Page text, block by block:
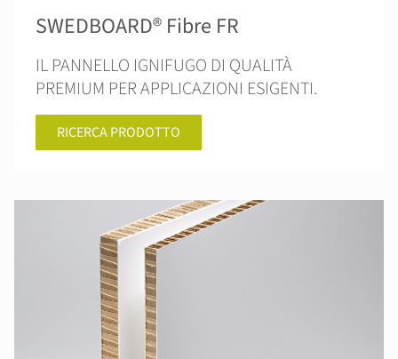
SWEDBOARD® Fibre FR
IL PANNELLO IGNIFUGO DI QUALITÀ
PREMIUM PER APPLICAZIONI ESIGENTI.
RICERCA PRODOTTO